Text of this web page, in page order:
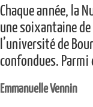
Chaque année, la
une soixantaine de
l’université de
confondues.
Emmanuelle Vennin